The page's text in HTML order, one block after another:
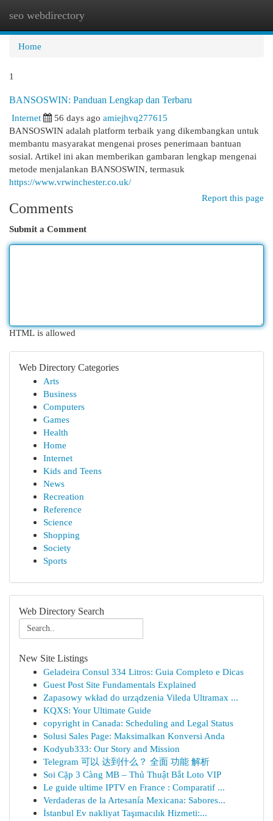
seo webdirectory
Home
1
BANSOSWIN: Panduan Lengkap dan Terbaru
Internet
56 days ago amiejhvq277615
BANSOSWIN adalah platform terbaik yang dikembangkan untuk
membantu masyarakat mengenai proses penerimaan bantuan
sosial. Artikel ini akan memberikan gambaran lengkap mengenai
metode menjalankan BANSOSWIN, termasuk
https://www.vrwinchester.co.uk/
Report this page
Comments
Submit a Comment
HTML is allowed
Web Directory Categories
Arts
Business
Computers
Games
Health
Home
Internet
Kids and Teens
News
Recreation
Reference
Science
Shopping
Society
Sports
Web Directory Search
New Site Listings
Geladeira Consul 334 Litros: Guia Completo e Dicas
Guest Post Site Fundamentals Explained
Zapasowy wkład do urządzenia Vileda Ultramax ...
KQXS: Your Ultimate Guide
copyright in Canada: Scheduling and Legal Status
Solusi Sales Page: Maksimalkan Konversi Anda
Kodyub333: Our Story and Mission
Telegram 可以 达到什么？ 全面 功能 解析
Soi Cặp 3 Càng MB – Thủ Thuật Bắt Loto VIP
Le guide ultime IPTV en France : Comparatif ...
Verdaderas de la Artesanía Mexicana: Sabores...
İstanbul Ev nakliyat Taşımacılık Hizmeti:...